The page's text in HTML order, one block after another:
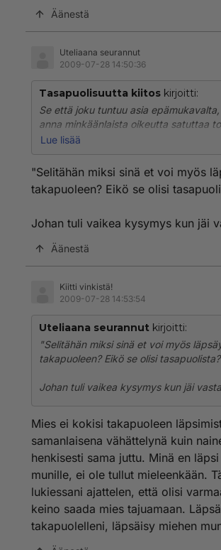
Äänestä
Uteliaana seurannut
2009-07-28 14:50:36
Tasapuolisuutta kiitos kirjoitti:
Se että joku tuntuu asia
anna minkäänlaista oikeutta satuttaa
takapuoleen? Eikö se olisi tasapuolista?
Lue lisää
"Selitähän miksi sinä et voi myös
takapuoleen? Eikö se olisi
Johan tuli vaikea kysymys kun jäi
Äänestä
Kiitti vinkistä!
2009-07-28 14:53:54
Uteliaana seurannut kirjoitti:
"Selitähän miksi sinä et voi myös
takapuoleen? Eikö se olisi
Johan tuli vaikea kysymys kun jäi
Mies ei kokisi takapuoleen
samanlaisena vähättelynä kuin
henkisesti sama juttu. Minä en
munille, ei ole tullut mieleenkään.
lukiessani ajattelen, että olisi
keino saada mies tajuamaan.
takapuolelleni, läpsäisy miehen